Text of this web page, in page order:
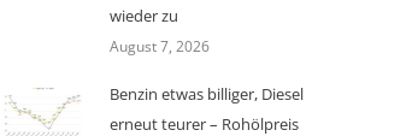
wieder zu
August 7, 2026
Benzin etwas billiger, Diesel
erneut teurer – Rohölpreis